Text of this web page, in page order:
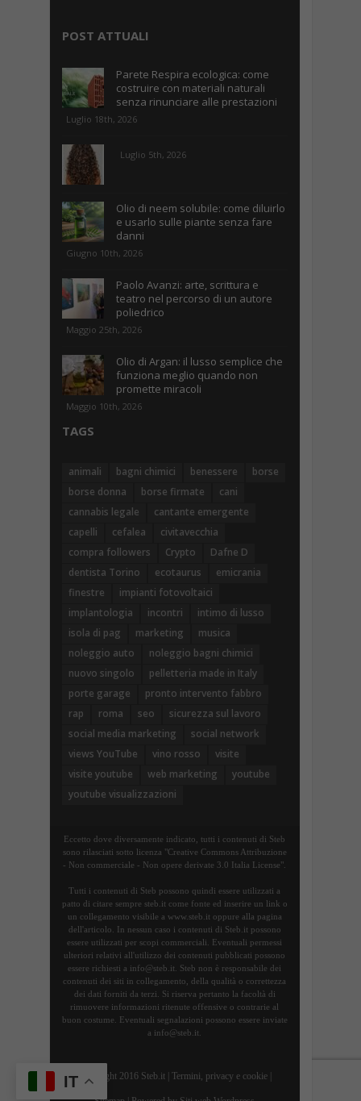
POST ATTUALI
Parete Respira ecologica: come
costruire con materiali naturali
senza rinunciare alle prestazioni
Luglio 18th, 2026
Luglio 5th, 2026
Olio di neem solubile: come diluirlo
e usarlo sulle piante senza fare
danni
Giugno 10th, 2026
Paolo Avanzi: arte, scrittura e
teatro nel percorso di un autore
poliedrico
Maggio 25th, 2026
Olio di Argan: il lusso semplice che
funziona meglio quando non
promette miracoli
Maggio 10th, 2026
TAGS
animali bagni chimici benessere
borse
borse donna
borse firmate
cani
cannabis legale
cantante emergente
capelli
cefalea
civitavecchia
compra followers
Crypto
Dafne D
dentista Torino
ecotaurus
emicrania
finestre
impianti fotovoltaici
implantologia
incontri
intimo di lusso
isola di pag
marketing
musica
noleggio auto
noleggio bagni chimici
nuovo singolo
pelletteria made in Italy
porte garage
pronto intervento fabbro
rap
roma seo
sicurezza sul lavoro
social media marketing
social network
views YouTube
vino rosso
visite
visite youtube
web marketing
youtube
youtube visualizzazioni
Eccetto dove diversamente indicato, tutti i contenuti di Steb
sono rilasciati sotto licenza "Creative Commons Attribuzione
- Non commerciale - Non opere derivate 3.0 Italia License".
Tutti i contenuti di Steb possono quindi essere utilizzati a
patto di citare sempre steb.it come fonte ed inserire un link o
un collegamento visibile a www.steb.it oppure alla pagina
dell'articolo. In nessun caso i contenuti di Steb.it possono
essere utilizzati per scopi commerciali. Eventuali permessi
ulteriori relativi all'utilizzo dei contenuti pubblicati possono
essere richiesti a info@steb.it. Steb non è responsabile dei
contenuti dei siti in collegamento, della qualità o correttezza
dei dati forniti da terzi. Si riserva pertanto la facoltà di
rimuovere informazioni ritenute offensive o contrarie al
buon costume. Eventuali segnalazioni possono essere inviate
a info@steb.it.
Copyright 2016 Steb.it | Termini, privacy e cookie|
IT